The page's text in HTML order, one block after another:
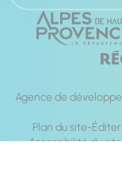
Agence de
Plan du site
Accessibilité du